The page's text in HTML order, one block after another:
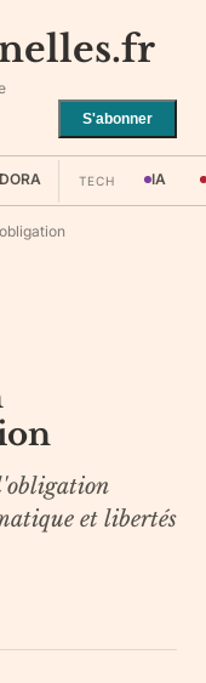
S'abonner
DORA TECH IA
et libertés